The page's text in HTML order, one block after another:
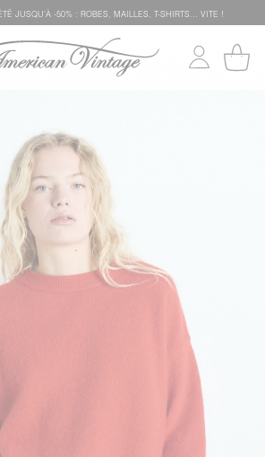
JUSQU'À -50% : ROBES, MAILLES, T-SHIRTS... VITE !